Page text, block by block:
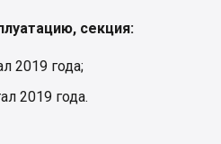
секция:
2019 года;
2019 года.